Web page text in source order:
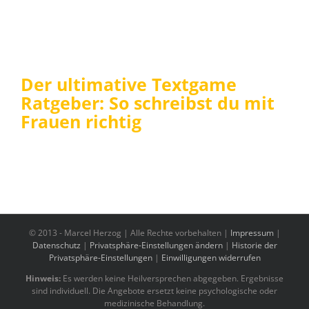
Der ultimative Textgame
Ratgeber: So schreibst du mit
Frauen richtig
© 2013 - Marcel Herzog | Alle Rechte vorbehalten | Impressum |
Datenschutz | Privatsphäre-Einstellungen ändern| Historie der
Privatsphäre-Einstellungen| Einwilligungen widerrufen
Hinweis: Es werden keine Heilversprechen abgegeben. Ergebnisse
sind individuell. Die Angebote ersetzt keine psychologische oder
medizinische Behandlung.